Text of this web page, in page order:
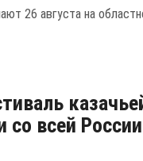
26 августа на
со всей России